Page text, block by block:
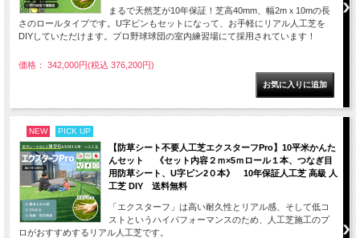
まるで天然芝が10年保証！芝高40mm、幅2mｘ10mの長
さのロールタイプです。U字ピンもセットになって、お手軽にリアル人工芝を
DIYしていただけます。プロ野球球団の室内練習場にて採用されています！
価格： 342,000円(税込 376,200円)
NEW PICK UP
【防草シート不要人工芝エクスターフPro】10平米かんた
んセット 《セット内容２ｍ×5ｍロール１本、つなぎ目
用防草シート、U字ピン2０本》 10年保証人工芝 高級 人
工芝 DIY 送料無料
「エクスターフ」は高い耐久性とリアル感、そして低コ
ストというハイパフォーマンスのため、人工芝施工のプ
ロがおすすめするリアル人工芝です。